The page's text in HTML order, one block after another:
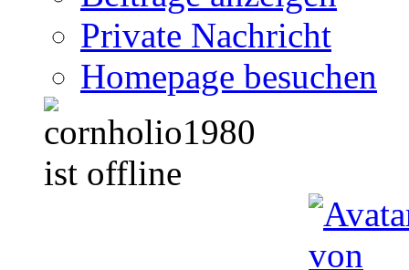
Private Nachricht
Homepage besuchen